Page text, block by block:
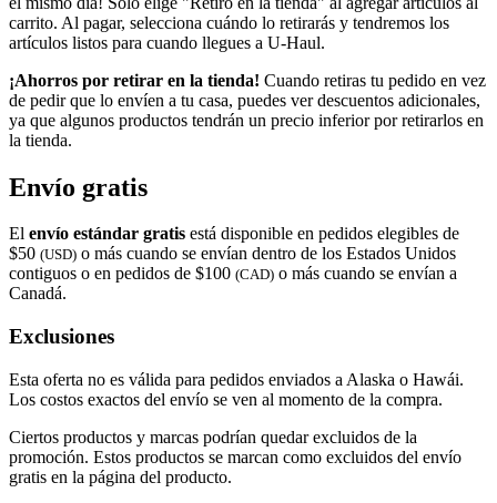
carrito. Al pagar, selecciona cuándo lo retirarás y tendremos los
artículos listos para cuando llegues a U-Haul.
¡Ahorros por retirar en la tienda! Cuando retiras tu pedido en vez
de pedir que lo envíen a tu casa, puedes ver descuentos adicionales,
ya que algunos productos tendrán un precio inferior por retirarlos en
la tienda.
Envío gratis
El envío estándar gratis está disponible en pedidos elegibles de
$50 (USD) o más cuando se envían dentro de los Estados Unidos
contiguos o en pedidos de $100 (CAD) o más cuando se envían a
Canadá.
Exclusiones
Esta oferta no es válida para pedidos enviados a Alaska o Hawái.
Los costos exactos del envío se ven al momento de la compra.
Ciertos productos y marcas podrían quedar excluidos de la
promoción. Estos productos se marcan como excluidos del envío
gratis en la página del producto.